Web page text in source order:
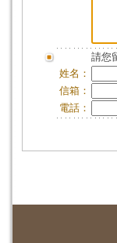
請您
姓名：
信箱：
電話：